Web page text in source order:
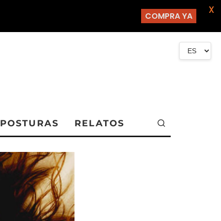
POSTURAS RELATOS
COMPRA YA
X